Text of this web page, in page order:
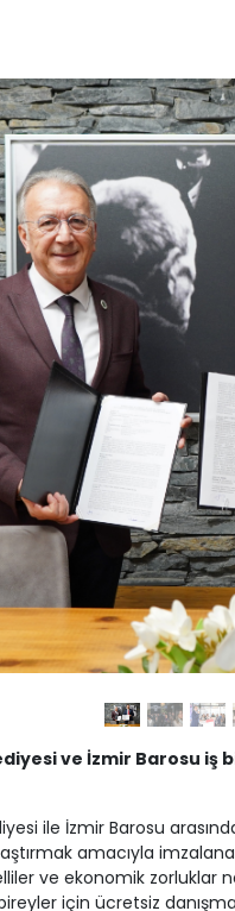
ve İzmir Barosu
ile İzmir Barosu
amacıyla
ve ekonomik zorluklar
için ücretsiz